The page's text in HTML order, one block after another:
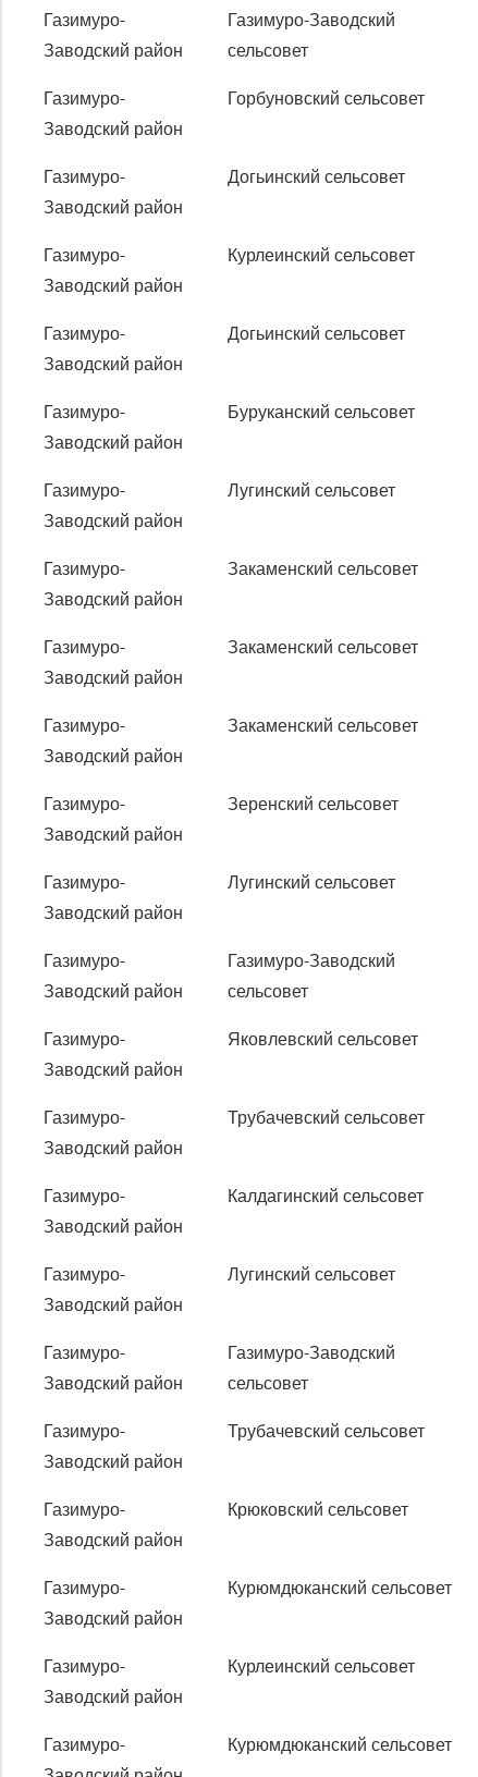
Газимуро-
Заводский район
Газимуро-Заводский
сельсовет
Газимуро-
Заводский район
Горбуновский сельсовет
Газимуро-
Заводский район
Догьинский сельсовет
Газимуро-
Заводский район
Курлеинский сельсовет
Газимуро-
Заводский район
Догьинский сельсовет
Газимуро-
Заводский район
Буруканский сельсовет
Газимуро-
Заводский район
Лугинский сельсовет
Газимуро-
Заводский район
Закаменский сельсовет
Газимуро-
Заводский район
Закаменский сельсовет
Газимуро-
Заводский район
Закаменский сельсовет
Газимуро-
Заводский район
Зеренский сельсовет
Газимуро-
Заводский район
Лугинский сельсовет
Газимуро-
Заводский район
Газимуро-Заводский
сельсовет
Газимуро-
Заводский район
Яковлевский сельсовет
Газимуро-
Заводский район
Трубачевский сельсовет
Газимуро-
Заводский район
Калдагинский сельсовет
Газимуро-
Заводский район
Лугинский сельсовет
Газимуро-
Заводский район
Газимуро-Заводский
сельсовет
Газимуро-
Заводский район
Трубачевский сельсовет
Газимуро-
Заводский район
Крюковский сельсовет
Газимуро-
Заводский район
Курюмдюканский сельсовет
Газимуро-
Заводский район
Курлеинский сельсовет
Газимуро-
Курюмдюканский сельсовет